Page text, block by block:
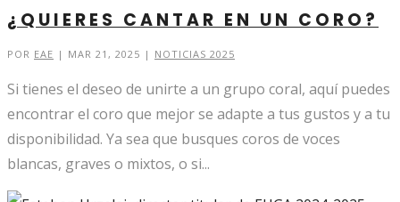
¿QUIERES CANTAR EN UN CORO?
POR EAE | MAR 21, 2025 | NOTICIAS 2025
Si tienes el deseo de unirte a un grupo coral, aquí puedes
encontrar el coro que mejor se adapte a tus gustos y a tu
disponibilidad. Ya sea que busques coros de voces
blancas, graves o mixtos, o si...